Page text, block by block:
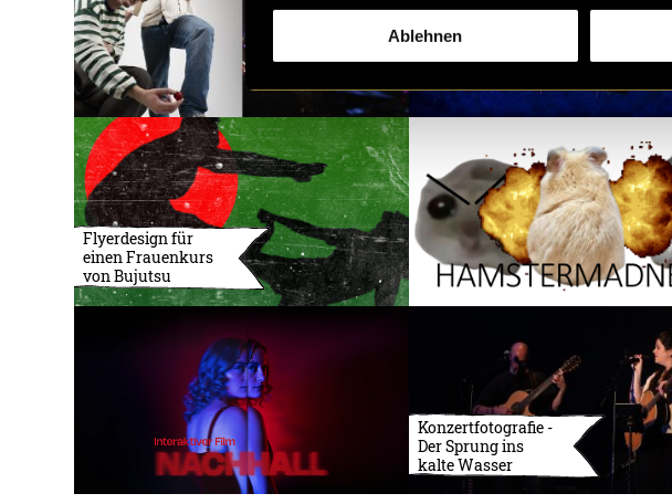
Ablehnen
Flyerdesign für
einen Frauenkurs
von Bujutsu
Konzertfotografie -
Der Sprung ins
kalte Wasser